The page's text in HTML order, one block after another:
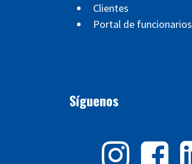
Clientes
Portal de funcionarios
Síguenos